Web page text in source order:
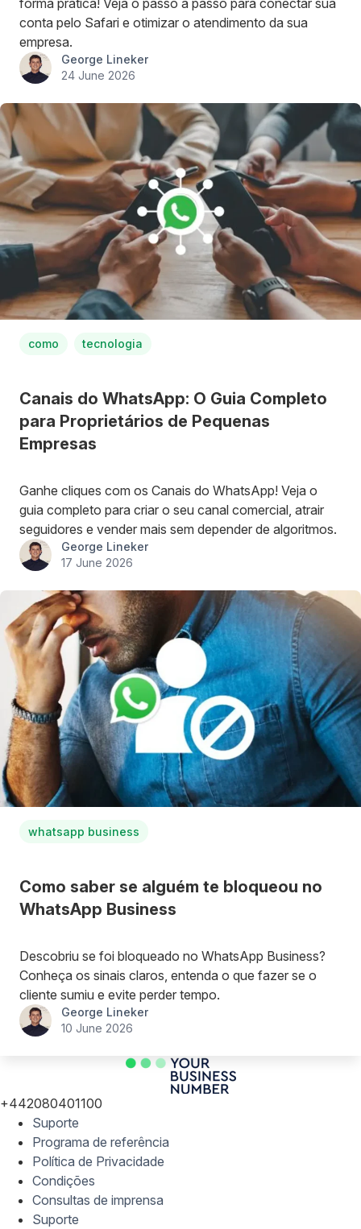
conta pelo Safari e otimizar o atendimento da sua
empresa.
George Lineker
24 June 2026
como tecnologia
Canais do WhatsApp: O Guia Completo
para Proprietários de Pequenas
Empresas
Ganhe cliques com os Canais do WhatsApp! Veja o
guia completo para criar o seu canal comercial, atrair
seguidores e vender mais sem depender de algoritmos.
George Lineker
17 June 2026
whatsapp business
Como saber se alguém te bloqueou no
WhatsApp Business
Descobriu se foi bloqueado no WhatsApp Business?
Conheça os sinais claros, entenda o que fazer se o
cliente sumiu e evite perder tempo.
George Lineker
10 June 2026
+442080401100
Suporte
Programa de referência
Política de Privacidade
Condições
Consultas de imprensa
Suporte